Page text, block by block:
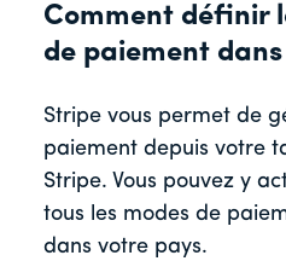
Comment définir
de paiement
Stripe vous permet de
paiement depuis votre
Stripe. Vous pouvez y
tous les modes de
dans votre pays.